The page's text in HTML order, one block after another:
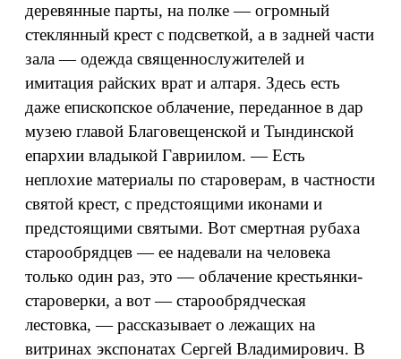
деревянные парты, на полке — огромный
стеклянный крест с подсветкой, а в задней части
зала — одежда священнослужителей и
имитация райских врат и алтаря. Здесь есть
даже епископское облачение, переданное в дар
музею главой Благовещенской и Тындинской
епархии владыкой Гавриилом. — Есть
неплохие материалы по староверам, в частности
святой крест, с предстоящими иконами и
предстоящими святыми. Вот смертная рубаха
старообрядцев — ее надевали на человека
только один раз, это — облачение крестьянки-
староверки, а вот — старообрядческая
лестовка, — рассказывает о лежащих на
витринах экспонатах Сергей Владимирович. В